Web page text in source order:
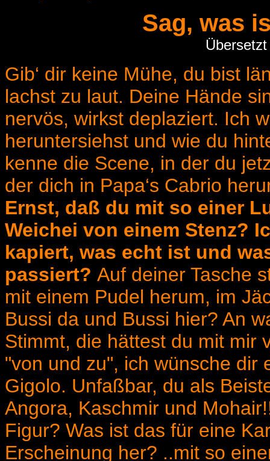
Sag, was
Gib‘ dir keine Mühe, du bist
lachst zu laut. Deine Hände
nervös, wirkst deplaziert. Ich
heruntersiehst und wie du
kenne die Scene, in der du
der dich in Papa‘s Cabrio
Ernst, daß du mit so einer
Weichei von einem Stenz?
kapiert, was echt ist und
passiert? Auf deiner Tasche
mit einem Pudel herum, im
Bussi da und Bussi hier? An
Stimmt, die hättest du mit mir
"von und zu", ich wünsche dir
Gigolo. Unfaßbar, du als
Angora, Kaschmir und
Figur? Was ist das für eine
Erscheinung her? ..mit so